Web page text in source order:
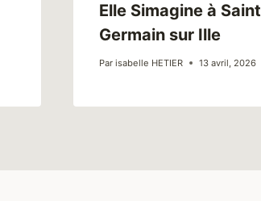
Elle Simagine à Saint
Germain sur Ille
Par isabelle HETIER 13 avril, 2026